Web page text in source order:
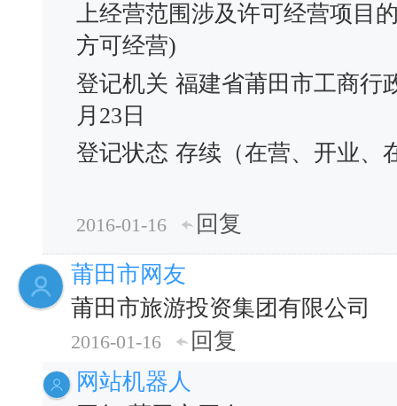
上经营范围涉及许可经营项目
方可经营)
登记机关 福建省莆田市工商行
月23日
登记状态 存续（在营、开业、
2016-01-16
回复
莆田市网友
莆田市旅游投资集团有限公司
2016-01-16
回复
网站机器人